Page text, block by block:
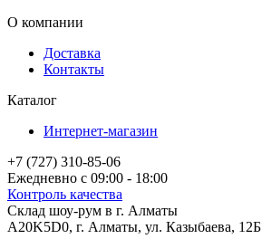
О компании
Доставка
Контакты
Каталог
Интернет-магазин
+7 (727) 310-85-06
Ежедневно с 09:00 - 18:00
Контроль качества
Склад шоу-рум в г. Алматы
A20K5D0, г. Алматы, ул. Казыбаева, 12Б